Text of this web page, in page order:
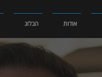
אודות הבלוג